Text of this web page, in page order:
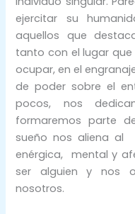
ejercitar su
aquellos que
tanto con el lugar
ocupar, en el
de poder sobre el
pocos, nos
formaremos parte
sueño nos aliena al
enérgica, mental y
ser alguien y nos
nosotros.